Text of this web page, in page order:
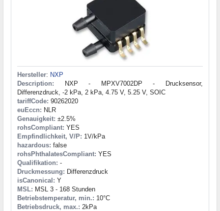
Hersteller: NXP
Description: NXP - MPXV7002DP - Drucksensor,
Differenzdruck, -2 kPa, 2 kPa, 4.75 V, 5.25 V, SOIC
tariffCode: 90262020
euEccn: NLR
Genauigkeit: ±2.5%
rohsCompliant: YES
Empfindlichkeit, V/P: 1V/kPa
hazardous: false
rohsPhthalatesCompliant: YES
Qualifikation: -
Druckmessung: Differenzdruck
isCanonical: Y
MSL: MSL 3 - 168 Stunden
Betriebstemperatur, min.: 10°C
Betriebsdruck, max.: 2kPa